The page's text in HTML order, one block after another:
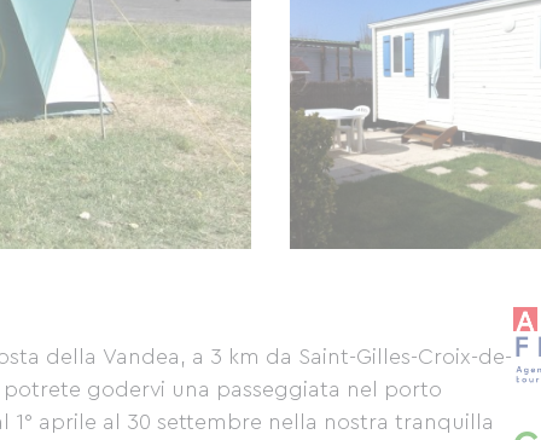
della Vandea, a 3 km da Saint-Gilles-Croix-de-
godervi una passeggiata nel porto
aprile al 30 settembre nella nostra tranquilla